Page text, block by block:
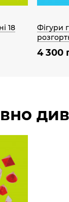
18
Фігури
4 300